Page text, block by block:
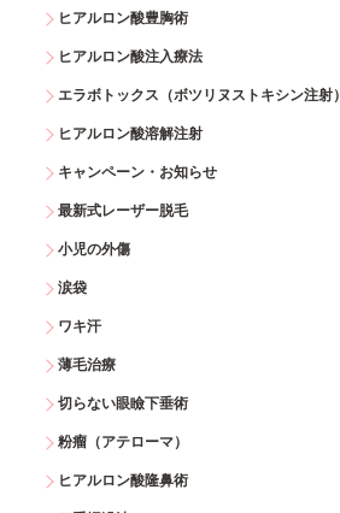
ヒアルロン酸豊胸術
ヒアルロン酸注入療法
エラボトックス（ボツリヌストキシン注射）
ヒアルロン酸溶解注射
キャンペーン・お知らせ
最新式レーザー脱毛
小児の外傷
涙袋
ワキ汗
薄毛治療
切らない眼瞼下垂術
粉瘤（アテローマ）
ヒアルロン酸隆鼻術